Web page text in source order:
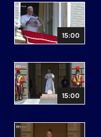
15:00
15:00